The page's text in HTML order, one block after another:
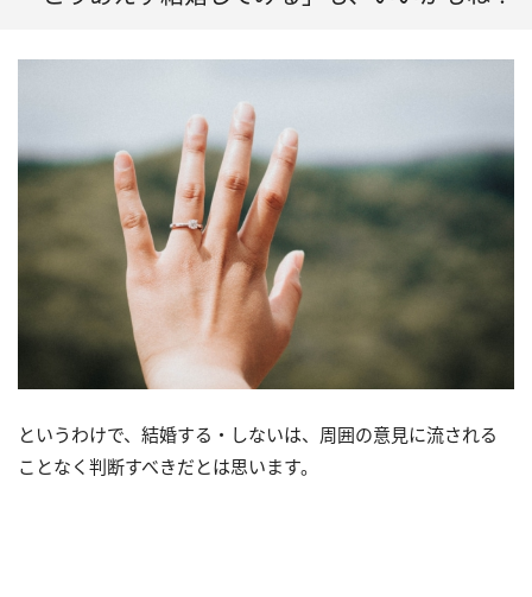
というわけで、結婚する・しないは、周囲の意見に流される
ことなく判断すべきだとは思います。